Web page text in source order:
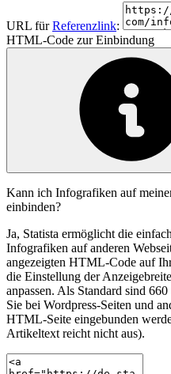
URL fürReferenzlink:
HTML-Code zur Einbindung
Kann ich Infografiken auf
einbinden?
Ja, Statista ermöglicht die
Infografiken auf anderen
angezeigten HTML-Code auf
die Einstellung der
anpassen. Als Standard sind
Sie bei Wordpress-Seiten und
HTML-Seite eingebunden
Artikeltext reicht nicht aus).